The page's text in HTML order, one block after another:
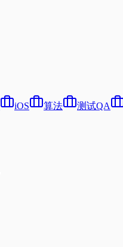
iOS 算法 测试QA